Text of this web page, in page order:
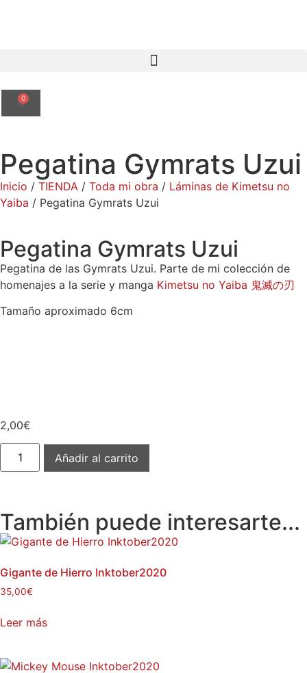
0
Pegatina Gymrats Uzui
Inicio / TIENDA / Toda mi obra / Láminas de Kimetsu no
Yaiba / Pegatina Gymrats Uzui
Pegatina Gymrats Uzui
Pegatina de las Gymrats Uzui. Parte de mi colección de
homenajes a la serie y manga Kimetsu no Yaiba 鬼滅の刃
Tamaño aproximado 6cm
2,00€
Añadir al carrito
También puede interesarte...
Gigante de Hierro Inktober2020
35,00€
Leer más